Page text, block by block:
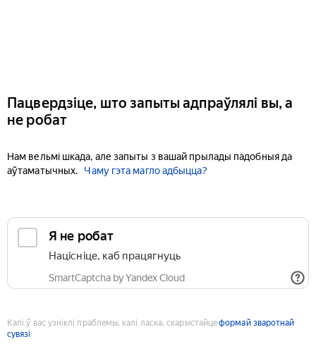
Пацвердзіце, што запыты адпраўлялі вы, а
не робат
Нам вельмі шкада, але запыты з вашай прылады падобныя да
аўтаматычных.
Чаму гэта магло адбыцца?
Я не робат
Націсніце, каб працягнуць
SmartCaptcha by Yandex Cloud
Калі ў вас узніклі праблемы, калі ласка, скарыстайцеформай зваротнай
сувязі